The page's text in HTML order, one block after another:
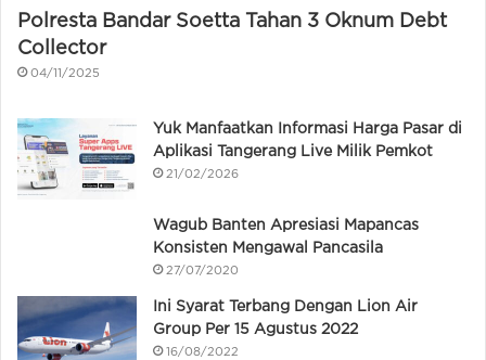
Polresta Bandar Soetta Tahan 3 Oknum Debt
Collector
04/11/2025
Yuk Manfaatkan Informasi Harga Pasar di
Aplikasi Tangerang Live Milik Pemkot
21/02/2026
Wagub Banten Apresiasi Mapancas
Konsisten Mengawal Pancasila
27/07/2020
Ini Syarat Terbang Dengan Lion Air
Group Per 15 Agustus 2022
16/08/2022